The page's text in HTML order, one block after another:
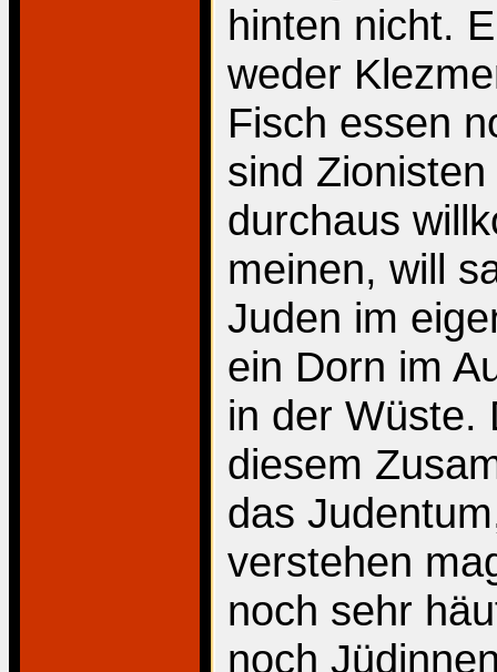
hinten nicht.
weder
Fisch essen
sind
durchaus
meinen, will
Juden im
ein Dorn im
in der Wüste.
diesem
das
verstehen
noch sehr
noch